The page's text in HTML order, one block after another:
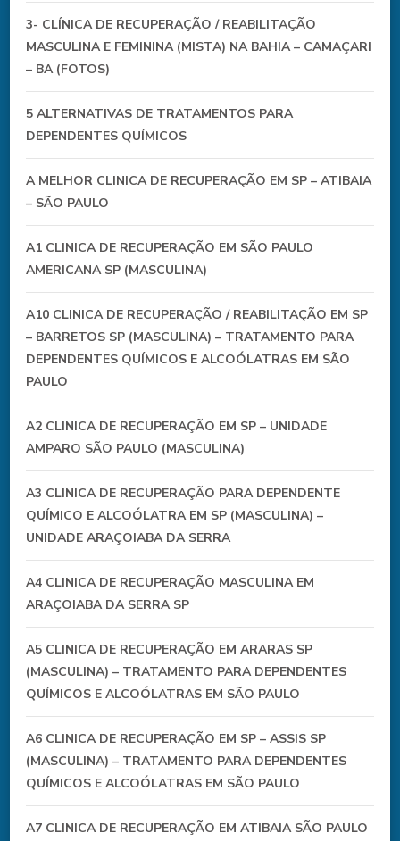
3- CLÍNICA DE RECUPERAÇÃO / REABILITAÇÃO
MASCULINA E FEMININA (MISTA) NA BAHIA – CAMAÇARI
– BA (FOTOS)
5 ALTERNATIVAS DE TRATAMENTOS PARA
DEPENDENTES QUÍMICOS
A MELHOR CLINICA DE RECUPERAÇÃO EM SP – ATIBAIA
– SÃO PAULO
A1 CLINICA DE RECUPERAÇÃO EM SÃO PAULO
AMERICANA SP (MASCULINA)
A10 CLINICA DE RECUPERAÇÃO / REABILITAÇÃO EM SP
– BARRETOS SP (MASCULINA) – TRATAMENTO PARA
DEPENDENTES QUÍMICOS E ALCOÓLATRAS EM SÃO
PAULO
A2 CLINICA DE RECUPERAÇÃO EM SP – UNIDADE
AMPARO SÃO PAULO (MASCULINA)
A3 CLINICA DE RECUPERAÇÃO PARA DEPENDENTE
QUÍMICO E ALCOÓLATRA EM SP (MASCULINA) –
UNIDADE ARAÇOIABA DA SERRA
A4 CLINICA DE RECUPERAÇÃO MASCULINA EM
ARAÇOIABA DA SERRA SP
A5 CLINICA DE RECUPERAÇÃO EM ARARAS SP
(MASCULINA) – TRATAMENTO PARA DEPENDENTES
QUÍMICOS E ALCOÓLATRAS EM SÃO PAULO
A6 CLINICA DE RECUPERAÇÃO EM SP – ASSIS SP
(MASCULINA) – TRATAMENTO PARA DEPENDENTES
QUÍMICOS E ALCOÓLATRAS EM SÃO PAULO
A7 CLINICA DE RECUPERAÇÃO EM ATIBAIA SÃO PAULO